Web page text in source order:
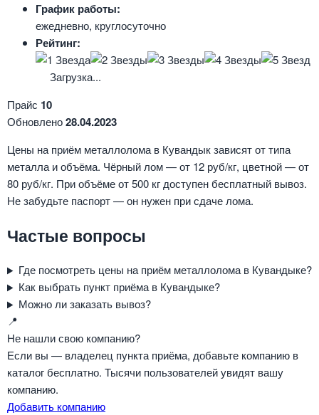
График работы:
ежедневно, круглосуточно
Рейтинг:
Загрузка...
Прайс 10
Обновлено28.04.2023
Цены на приём металлолома в Кувандык зависят от типа
металла и объёма. Чёрный лом — от 12 руб/кг, цветной — от
80 руб/кг. При объёме от 500 кг доступен бесплатный вывоз.
Не забудьте паспорт — он нужен при сдаче лома.
Частые вопросы
Где посмотреть цены на приём металлолома в Кувандыке?
Как выбрать пункт приёма в Кувандыке?
Можно ли заказать вывоз?
📍
Не нашли свою компанию?
Если вы — владелец пункта приёма, добавьте компанию в
каталог бесплатно. Тысячи пользователей увидят вашу
компанию.
Добавить компанию